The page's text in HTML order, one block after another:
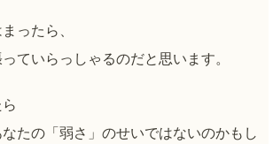
ったら、
ていらっしゃるのだと思います。
たの「弱さ」のせいではないのかもし